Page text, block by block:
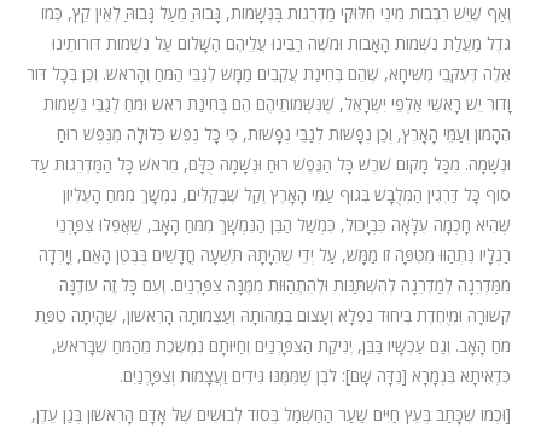
וְאַף שֶׁיֵּשׁ רִבְבוֹת מִינֵי חִלּוּקֵי מַדְרֵגוֹת בַּנְּשָׁמוֹת, גָּבוֹהַּ מֵעַל גָּבוֹהַּ לְאֵין קֵץ, כְּמוֹ
גֹּדֶל מַעֲלַת נִשְׁמוֹת הָאָבוֹת וּמֹשֶׁה רַבֵּינוּ עֲלֵיהֶם הַשָּׁלוֹם עַל נִשְׁמוֹת דּוֹרוֹתֵינוּ
אֵלֶּה דְּעִקְּבֵי מְשִׁיחָא, שֶׁהֵם בְּחִינַת עֲקֵבִים מַמָּשׁ לְגַבֵּי הַמֹּחַ וְהָרֹאשׁ. וְכֵן בְּכָל דּוֹר
וָדוֹר יֵשׁ רָאשֵׁי אַלְפֵי יִשְׂרָאֵל, שֶׁנִּשְׁמוֹתֵיהֶם הֵם בְּחִינַת רֹאשׁ וּמֹחַ לְגַבֵּי נִשְׁמוֹת
הֶהָמוֹן וְעַמֵּי הָאָרֶץ, וְכֵן נְפָשׁוֹת לְגַבֵּי נְפָשׁוֹת, כִּי כָּל נֶפֶשׁ כְּלוּלָה מִנֶּפֶשׁ רוּחַ
וּנְשָׁמָה. מִכָּל מָקוֹם שֹׁרֶשׁ כָּל הַנֶּפֶשׁ רוּחַ וּנְשָׁמָה כֻּלָּם, מֵרֹאשׁ כָּל הַמַּדְרֵגוֹת עַד
סוֹף כָּל דַּרְגִין הַמְּלֻבָּשׁ בְּגוּף עַמֵּי הָאָרֶץ וְקַל שֶׁבְּקַלִּים, נִמְשָׁךְ מִמֹּחַ הָעֶלְיוֹן
שֶׁהִיא חָכְמָה עִלָּאָה כִּבְיָכוֹל, כִּמְשַׁל הַבֵּן הַנִּמְשָׁךְ מִמֹּחַ הָאָב, שֶׁאֲפִלּוּ צִפָּרְנֵי
רַגְלָיו נִתְהַוּוּ מִטִּפָּה זוֹ מַמָּשׁ, עַל יְדֵי שְׁהִיָּתָהּ תִּשְׁעָה חֳדָשִׁים בְּבֶטֶן הָאֵם, וְיָרְדָה
מִמַּדְרֵגָה לְמַדְרֵגָה לְהִשְׁתַּנּוֹת וּלְהִתְהַוּוֹת מִמֶּנָּה צִפָּרְנַיִם. וְעִם כָּל זֶה עוֹדֶנָּה
קְשׁוּרָה וּמְיֻחֶדֶת בְּיִחוּד נִפְלָא וְעָצוּם בְּמַהוּתָהּ וְעַצְמוּתָהּ הָרִאשׁוֹן, שֶׁהָיְתָה טִפַּת
מֹחַ הָאָב. וְגַם עַכְשָׁיו בַּבֵּן, יְנִיקַת הַצִּפָּרְנַיִם וְחַיּוּתָם נִמְשֶׁכֶת מֵהַמֹּחַ שֶׁבָּרֹאשׁ,
כִּדְאִיתָא בִּגְמָרָא [נִדָּה שָׁם]: לֹבֶן שֶׁמִּמֶּנּוּ גִּידִים וַעֲצָמוֹת וְצִפָּרְנַיִם.
[וּכְמוֹ שֶׁכָּתַב בְּעֵץ חַיִּים שַׁעַר הַחַשְׁמַל בְּסוֹד לְבוּשִׁים שֶׁל אָדָם הָרִאשׁוֹן בְּגַן עֵדֶן,